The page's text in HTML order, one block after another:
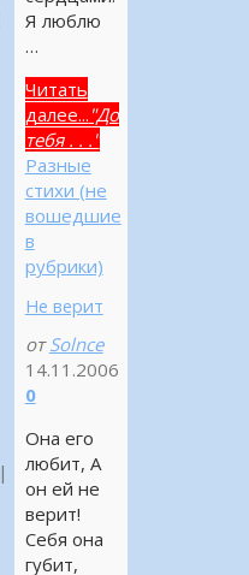
Я люблю
…
Читать
далее... "До
тебя . . ."
Разные
стихи (не
вошедшие
в
рубрики)
Не верит
от Solnce
14.11.2006
0
Она его
любит, А
он ей не
верит!
Себя она
губит,
|